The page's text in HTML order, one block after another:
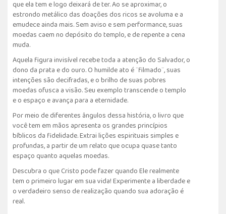
que ela tem e logo deixará de ter. Ao se aproximar, o
estrondo metálico das doações dos ricos se avoluma e a
emudece ainda mais. Sem aviso e sem performance, suas
moedas caem no depósito do templo, e de repente a cena
muda.
Aquela figura invisível recebe toda a atenção do Salvador, o
dono da prata e do ouro. O humilde ato é ¨filmado¨, suas
intenções são decifradas, e o brilho de suas pobres
moedas ofusca a visão. Seu exemplo transcende o templo
e o espaço e avança para a eternidade.
Por meio de diferentes ângulos dessa história, o livro que
você tem em mãos apresenta os grandes princípios
bíblicos da fidelidade. Extrai lições espirituais simples e
profundas, a partir de um relato que ocupa quase tanto
espaço quanto aquelas moedas.
Descubra o que Cristo pode fazer quando Ele realmente
tem o primeiro lugar em sua vida! Experimente a liberdade e
o verdadeiro senso de realização quando sua adoração é
real.